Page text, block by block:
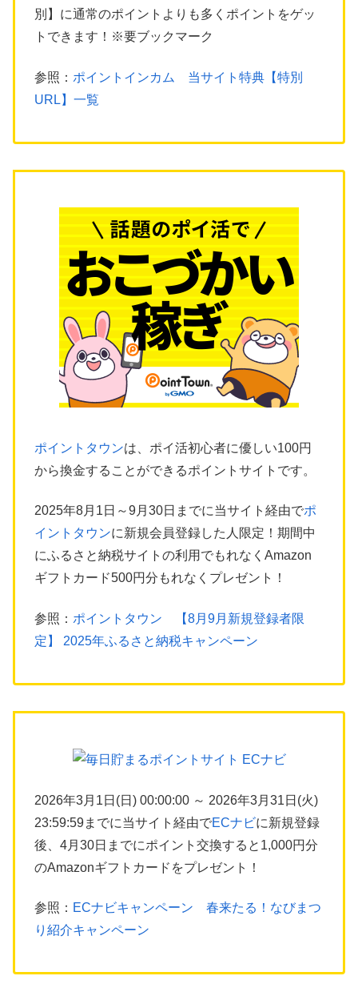
別】に通常のポイントよりも多くポイントをゲッ
トできます！※要ブックマーク
参照： ポイントインカム 当サイト特典【特別
URL】一覧
ポイントタウンは、ポイ活初心者に優しい100円
から換金することができるポイントサイトです。
2025年8月1日～9月30日までに当サイト経由でポ
イントタウンに新規会員登録した人限定！期間中
にふるさと納税サイトの利用でもれなくAmazon
ギフトカード500円分もれなくプレゼント！
参照： ポイントタウン 【8月9月新規登録者限
定】 2025年ふるさと納税キャンペーン
2026年3月1日(日) 00:00:00 ～ 2026年3月31日(火)
23:59:59までに当サイト経由でECナビに新規登録
後、4月30日までにポイント交換すると1,000円分
のAmazonギフトカードをプレゼント！
参照： ECナビキャンペーン 春来たる！なびまつ
り紹介キャンペーン